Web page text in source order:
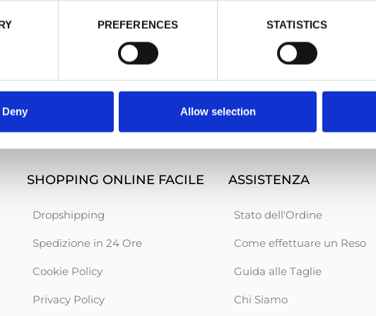
PREFERENCES STATISTICS
Deny Allow selection
all
SHOPPING ONLINE FACILE
Dropshipping
Spedizione in 24 Ore
Cookie Policy
Privacy Policy
ASSISTENZA
Stato dell'Ordine
Come effettuare un Reso
Guida alle Taglie
Chi Siamo